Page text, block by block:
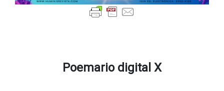
Poemario digital X